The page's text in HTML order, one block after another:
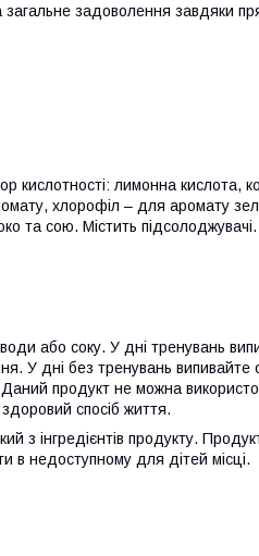
задоволення завдяки
кислотності: лимонна кислота,
хлорофіл – для аромату
та сою. Містить підсолоджувачі.
або соку. У дні тренувань
У дні без тренувань
продукт не можна
спосіб життя.
з інгредієнтів продукту.
в недоступному для дітей місці.